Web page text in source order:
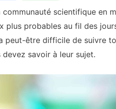
communauté scientifique en
plus probables au fil des
peut-être difficile de suivre
savoir à leur sujet.